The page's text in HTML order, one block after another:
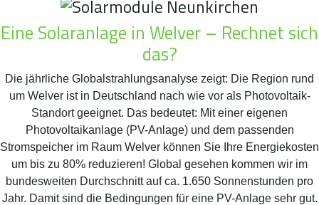
Eine Solaranlage in Welver – Rechnet sich
das?
Die jährliche Globalstrahlungsanalyse zeigt: Die Region rund
um Welver ist in Deutschland nach wie vor als Photovoltaik-
Standort geeignet. Das bedeutet: Mit einer eigenen
Photovoltaikanlage (PV-Anlage) und dem passenden
Stromspeicher im Raum Welver können Sie Ihre Energiekosten
um bis zu 80% reduzieren! Global gesehen kommen wir im
bundesweiten Durchschnitt auf ca. 1.650 Sonnenstunden pro
Jahr. Damit sind die Bedingungen für eine PV-Anlage sehr gut.